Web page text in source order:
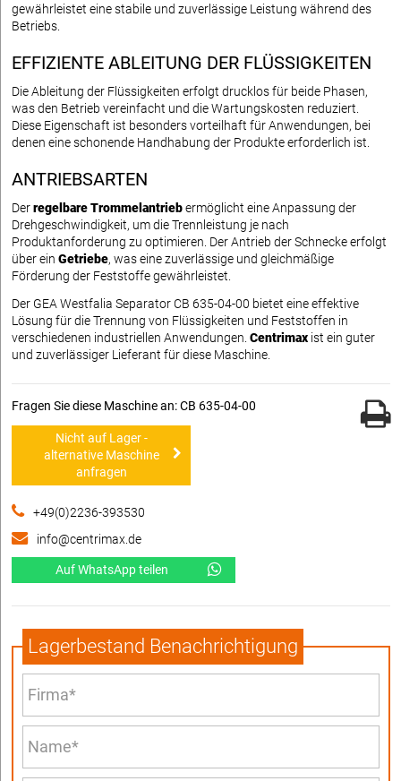
gewährleistet eine stabile und zuverlässige Leistung während des
Betriebs.
EFFIZIENTE ABLEITUNG DER FLÜSSIGKEITEN
Die Ableitung der Flüssigkeiten erfolgt drucklos für beide Phasen,
was den Betrieb vereinfacht und die Wartungskosten reduziert.
Diese Eigenschaft ist besonders vorteilhaft für Anwendungen, bei
denen eine schonende Handhabung der Produkte erforderlich ist.
ANTRIEBSARTEN
Derregelbare Trommelantriebermöglicht eine Anpassung der
Drehgeschwindigkeit, um die Trennleistung je nach
Produktanforderung zu optimieren. Der Antrieb der Schnecke erfolgt
über ein Getriebe, was eine zuverlässige und gleichmäßige
Förderung der Feststoffe gewährleistet.
Der GEA Westfalia Separator CB 635-04-00 bietet eine effektive
Lösung für die Trennung von Flüssigkeiten und Feststoffen in
verschiedenen industriellen Anwendungen. Centrimax ist ein guter
und zuverlässiger Lieferant für diese Maschine.
Fragen Sie diese Maschine an: CB 635-04-00
Nicht auf Lager -
alternative Maschine
anfragen
+49(0)2236-393530
info@centrimax.de
Auf WhatsApp teilen
Lagerbestand Benachrichtigung